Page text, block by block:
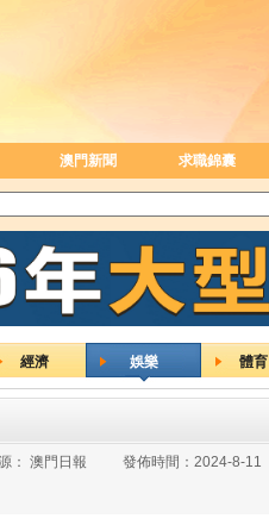
澳門新聞 求職錦囊
經濟 娛樂 體育
澳門日報 發佈時間： 2024-8-11